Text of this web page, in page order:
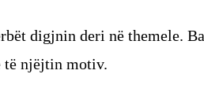
digjnin deri në themele.
të njëjtin motiv.